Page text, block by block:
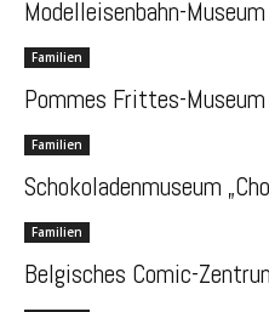
Modelleisenbahn-
Familien
Pommes Frittes-
Familien
Schokoladenmuseum
Familien
Belgisches Comic-